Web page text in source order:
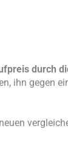
durch
ihn gegen